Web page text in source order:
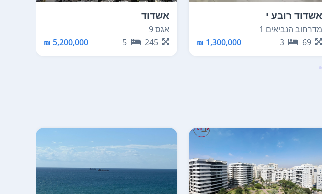
אשדוד רובע י
מדרחוב הנביאים 1
69
3
1,300,000 ₪
אשדוד
אגס 9
245
5
5,200,000 ₪